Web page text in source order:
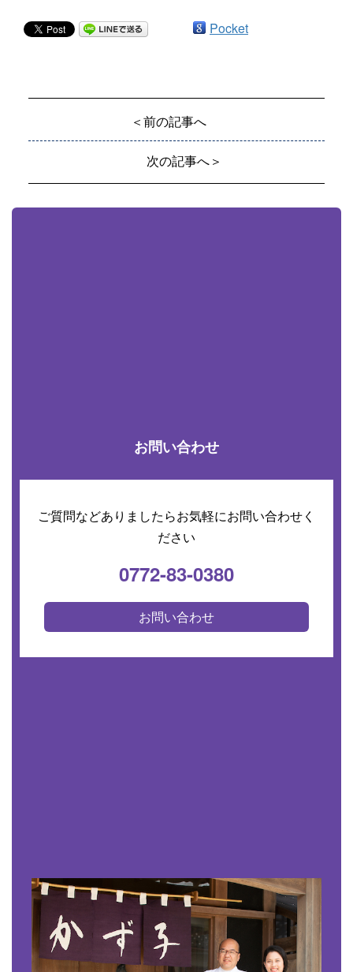
Pocket
＜前の記事へ
次の記事へ＞
お問い合わせ
ご質問などありましたらお気軽にお問い合わせく
ださい
0772-83-0380
お問い合わせ